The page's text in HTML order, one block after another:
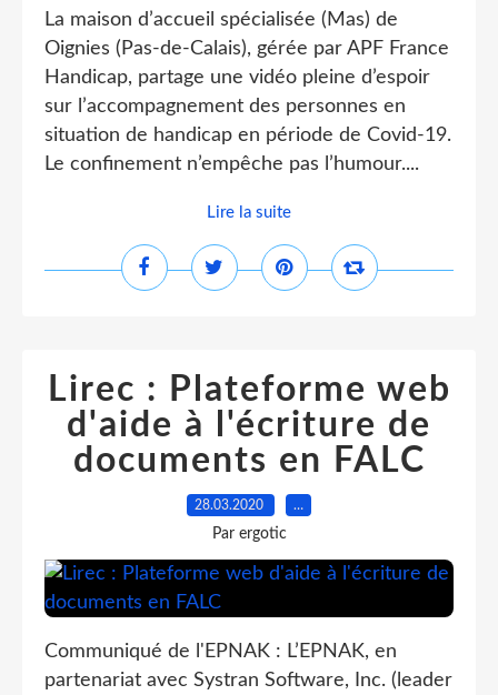
La maison d’accueil spécialisée (Mas) de
Oignies (Pas-de-Calais), gérée par APF France
Handicap, partage une vidéo pleine d’espoir
sur l’accompagnement des personnes en
situation de handicap en période de Covid-19.
Le confinement n’empêche pas l’humour....
Lire la suite
Lirec : Plateforme web
d'aide à l'écriture de
documents en FALC
28.03.2020 …
Par ergotic
Communiqué de l'EPNAK : L’EPNAK, en
partenariat avec Systran Software, Inc. (leader